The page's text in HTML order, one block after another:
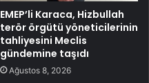
EMEP’li Karaca, Hizbullah
terör örgütü yöneticilerinin
tahliyesini Meclis
gündemine taşıdı
Ağustos 8, 2026